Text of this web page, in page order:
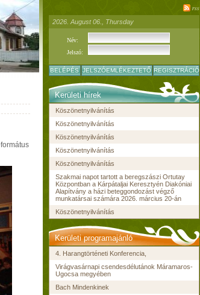
rss
2026. August 06., Thursday
Név:
Jelszó:
BELÉPÉS JELSZÓEMLÉKEZTETŐ REGISZTRÁCIÓ
Kerületi hírek
Köszönetnyilvánítás
Köszönetnyilvánítás
Köszönetnyilvánítás
Köszönetnyilvánítás
Köszönetnyilvánítás
Szakmai napot tartott a beregszászi Ortutay
Központban a Kárpátaljai Keresztyén Diakóniai
Alapítvány a házi beteggondozást végző
munkatársai számára 2026. március 20-án
Köszönetnyilvánítás
Kerületi programajánló
4. Harangtörténeti Konferencia,
Virágvasárnapi csendesdélutánok Máramaros-
Ugocsa megyében
Bach Mindenkinek